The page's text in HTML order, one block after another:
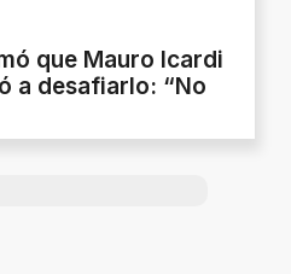
que Mauro Icardi
a desafiarlo: “No